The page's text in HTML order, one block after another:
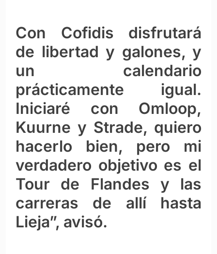
Con Cofidis disfrutará
de libertad y galones, y
un calendario
prácticamente igual.
Iniciaré con Omloop,
Kuurne y Strade, quiero
hacerlo bien, pero mi
verdadero objetivo es el
Tour de Flandes y las
carreras de allí hasta
Lieja”, avisó.